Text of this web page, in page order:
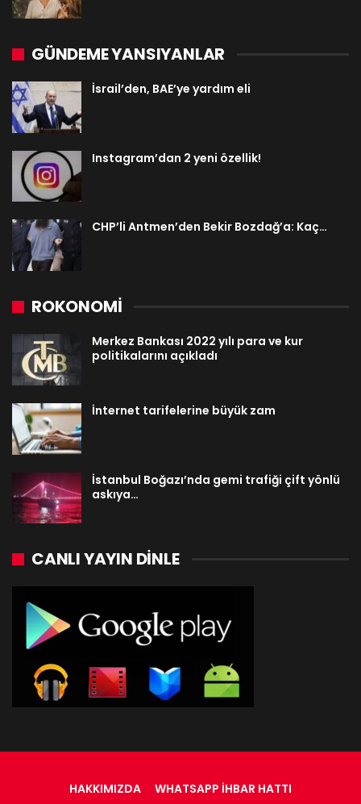
GÜNDEME YANSIYANLAR
İsrail’den, BAE’ye yardım eli
Instagram’dan 2 yeni özellik!
CHP’li Antmen’den Bekir Bozdağ’a: Kaç…
ROKONOMİ
Merkez Bankası 2022 yılı para ve kur
politikalarını açıkladı
İnternet tarifelerine büyük zam
İstanbul Boğazı’nda gemi trafiği çift yönlü
askıya…
CANLI YAYIN DINLE
HAKKIMIZDA
WHATSAPP İHBAR HATTI